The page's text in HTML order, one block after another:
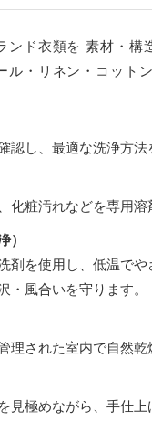
ンド衣類を 素材・構
ル・リネン・コット
認し、最適な洗浄方法
化粧汚れなどを専用溶
）
剤を使用し、低温でや
・風合いを守ります。
理された室内で自然
見極めながら、手仕